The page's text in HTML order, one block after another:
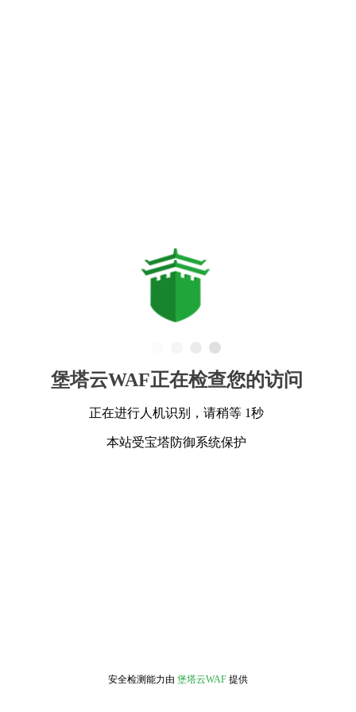
堡塔云WAF正在检查您的访问
正在进行人机识别，请稍等 1秒
本站受宝塔防御系统保护
安全检测能力由 堡塔云WAF 提供